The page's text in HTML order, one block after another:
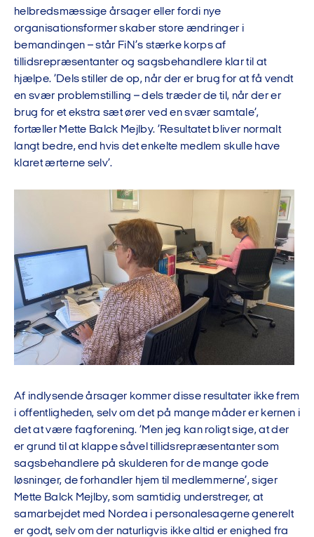
helbredsmæssige årsager eller fordi nye
organisationsformer skaber store ændringer i
bemandingen – står FiN’s stærke korps af
tillidsrepræsentanter og sagsbehandlere klar til at
hjælpe. ’Dels stiller de op, når der er brug for at få vendt
en svær problemstilling – dels træder de til, når der er
brug for et ekstra sæt ører ved en svær samtale’,
fortæller Mette Balck Mejlby. ’Resultatet bliver normalt
langt bedre, end hvis det enkelte medlem skulle have
klaret ærterne selv’.
Af indlysende årsager kommer disse resultater ikke frem
i offentligheden, selv om det på mange måder er kernen i
det at være fagforening. ’Men jeg kan roligt sige, at der
er grund til at klappe såvel tillidsrepræsentanter som
sagsbehandlere på skulderen for de mange gode
løsninger, de forhandler hjem til medlemmerne’, siger
Mette Balck Mejlby, som samtidig understreger, at
samarbejdet med Nordea i personalesagerne generelt
er godt, selv om der naturligvis ikke altid er enighed fra